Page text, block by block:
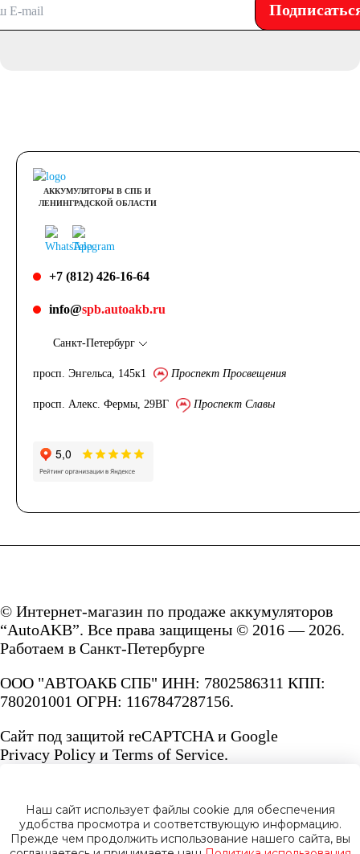
АККУМУЛЯТОРЫ В СПБ И
ЛЕНИНГРАДСКОЙ ОБЛАСТИ
+7 (812) 426-16-64
info@spb.autoakb.ru
Санкт-Петербург
просп. Энгельса, 145к1 Проспект Просвещения
просп. Алекс. Фермы, 29ВГ Проспект Славы
© Интернет-магазин по продаже аккумуляторов
“AutoAKB”. Все права защищены © 2016 — 2026.
Работаем в Санкт-Петербурге
ООО "АВТОАКБ СПБ" ИНН: 7802586311 КПП:
780201001 ОГРН: 1167847287156.
Сайт под защитой reCAPTCHA и Google
Privacy Policy и Terms of Service.
Наш сайт использует файлы cookie для обеспечения
удобства просмотра и соответствующую информацию.
Прежде чем продолжить использование нашего сайта, вы